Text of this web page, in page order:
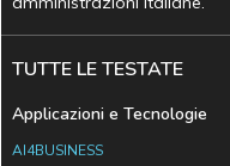
TUTTE LE TESTATE
Applicazioni e Tecnologie
AI4BUSINESS